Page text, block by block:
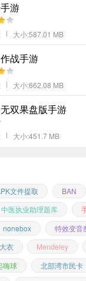
游
大小:587.01 MB
战手游
大小:662.08 MB
双果盘版手游
大小:451.7 MB
文件提取 BAN
中医执业助理题库
nonebox
特效变音
衣
Mendeley
嗨球
北部湾市民卡